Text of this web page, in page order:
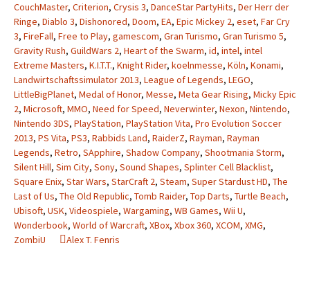
CouchMaster, Criterion, Crysis 3, DanceStar PartyHits, Der Herr der
Ringe, Diablo 3, Dishonored, Doom, EA, Epic Mickey 2, eset, Far Cry
3, FireFall, Free to Play, gamescom, Gran Turismo, Gran Turismo 5,
Gravity Rush, GuildWars 2, Heart of the Swarm, id, intel, intel
Extreme Masters, K.I.T.T., Knight Rider, koelnmesse, Köln, Konami,
Landwirtschaftssimulator 2013, League of Legends, LEGO,
LittleBigPlanet, Medal of Honor, Messe, Meta Gear Rising, Micky Epic
2, Microsoft, MMO, Need for Speed, Neverwinter, Nexon, Nintendo,
Nintendo 3DS, PlayStation, PlayStation Vita, Pro Evolution Soccer
2013, PS Vita, PS3, Rabbids Land, RaiderZ, Rayman, Rayman
Legends, Retro, SApphire, Shadow Company, Shootmania Storm,
Silent Hill, Sim City, Sony, Sound Shapes, Splinter Cell Blacklist,
Square Enix, Star Wars, StarCraft 2, Steam, Super Stardust HD, The
Last of Us, The Old Republic, Tomb Raider, Top Darts, Turtle Beach,
Ubisoft, USK, Videospiele, Wargaming, WB Games, Wii U,
Wonderbook, World of Warcraft, XBox, Xbox 360, XCOM, XMG,
ZombiU
Alex T. Fenris